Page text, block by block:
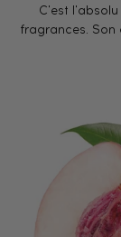
C'est
fragrances. Son